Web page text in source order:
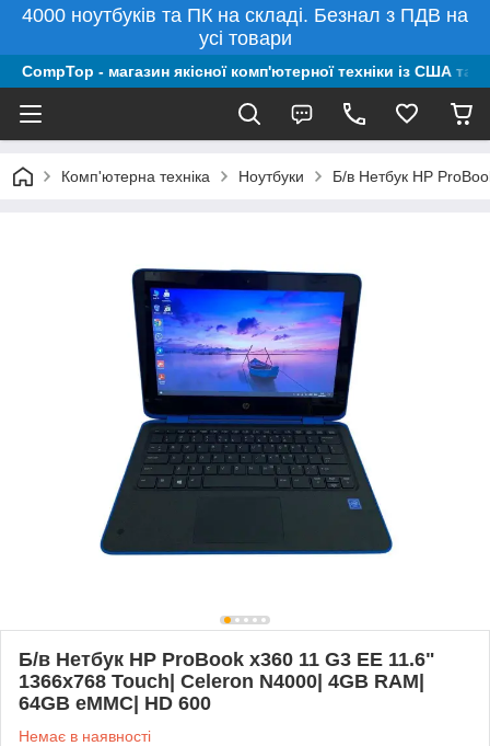
4000 ноутбуків та ПК на складі. Безнал з ПДВ на
усі товари
CompTop - магазин якісної комп'ютерної техніки із США та
Комп'ютерна техніка Ноутбуки Б/в Нетбук HP
Б/в Нетбук HP ProBook x360 11 G3 EE 11.6"
1366x768 Touch| Celeron N4000| 4GB RAM|
64GB eMMC| HD 600
Немає в наявності